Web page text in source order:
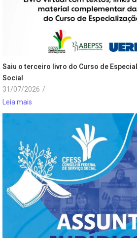
Saiu o terceiro livro do Curso de
Social
31/07/2026 /
Leia mais